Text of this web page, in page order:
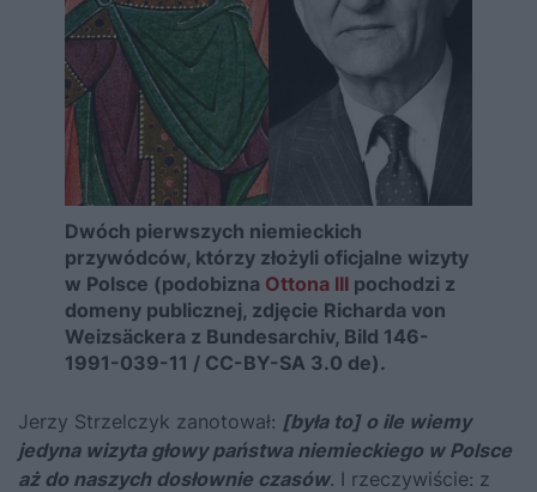
Dwóch pierwszych niemieckich
przywódców, którzy złożyli oficjalne wizyty
w Polsce (podobizna Ottona III pochodzi z
domeny publicznej, zdjęcie Richarda von
Weizsäckera z Bundesarchiv, Bild 146-
1991-039-11 / CC-BY-SA 3.0 de).
Jerzy Strzelczyk zanotował: [była to] o ile wiemy
jedyna wizyta głowy państwa niemieckiego w Polsce
aż do naszych dosłownie czasów. I rzeczywiście: z